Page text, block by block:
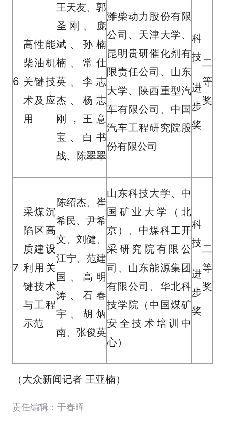
6
高性能
柴油机
关键技
术及应
用
王天友、郭
圣刚、庞
斌、孙楠
楠、常仕
英、李志
杰、杨志
刚，王意
宝、白书
战、陈翠翠
潍柴动力股份有限
公司、天津大学、
昆明贵研催化剂有
限责任公司、山东
大学、陕西重型汽
车有限公司、中国
汽车工程研究院股
份有限公司
科
技
进
步
奖
二
等
奖
7
采煤沉
陷区高
质建设
利用关
键技术
与工程
示范
陈绍杰、崔
希民、尹希
文、刘健、
江宁、范建
国、高明
涛、石春
宇、胡炳
南、张俊英
山东科技大学、中
国矿业大学（北
京）、中煤科工开
采研究院有限公
司、山东能源集团
有限公司、华北科
技学院（中国煤矿
安全技术培训中
心）
科
技
进
步
奖
二
等
奖
（大众新闻记者 王亚楠）
责任编辑：于春晖